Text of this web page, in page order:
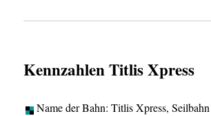
Kennzahlen Titlis Xpress
Name der Bahn: Titlis Xpress,